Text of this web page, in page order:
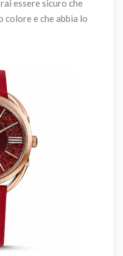
essere sicuro che
colore e che abbia lo